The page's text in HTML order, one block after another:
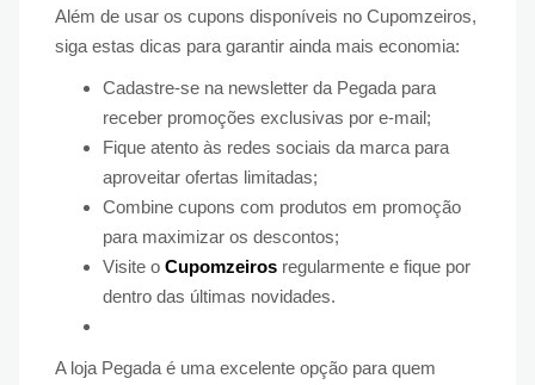
Além de usar os cupons disponíveis no Cupomzeiros,
siga estas dicas para garantir ainda mais economia:
Cadastre-se na newsletter da Pegada para
receber promoções exclusivas por e-mail;
Fique atento às redes sociais da marca para
aproveitar ofertas limitadas;
Combine cupons com produtos em promoção
para maximizar os descontos;
Visite o Cupomzeiros regularmente e fique por
dentro das últimas novidades.
A loja Pegada é uma excelente opção para quem